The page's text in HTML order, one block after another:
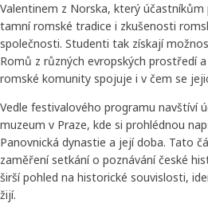
Valentinem z Norska, který
tamní romské tradice i zkušenosti
společnosti. Studenti tak získají
Romů z různých evropských prostředí
romské komunity spojuje i v čem se
Vedle festivalového programu navštíví
muzeum v Praze, kde si prohlédnou
Panovnická dynastie a její doba. Tato
zaměření setkání o poznávání české
širší pohled na historické souvislosti,
žijí.